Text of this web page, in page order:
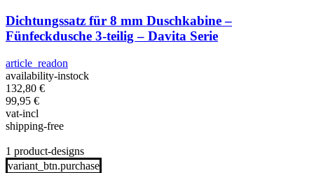
Dichtungssatz für 8 mm Duschkabine –
Fünfeckdusche 3-teilig – Davita Serie
article_readon
availability-instock
132,80 €
99,95 €
vat-incl
shipping-free
1 product-designs
variant_btn.purchase